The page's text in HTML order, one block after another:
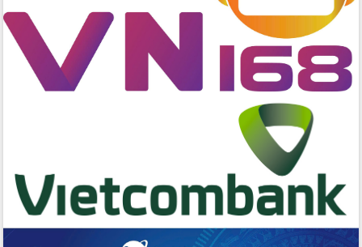
Tập huấn nâng cao năng lực triển khai
chuyển đổi số cho cán bộ, công chức
cấp xã
Đắk Lắk phát động hưởng ứng Ngày
Quyền của người tiêu dùng Việt Nam
Lương Văn Chánh năm 2026
Phó Bí thư Tỉnh ủy Đắk Lắk Đỗ Hữu
Huy giữ chức Bí thư Đảng ủy Ủy Ban